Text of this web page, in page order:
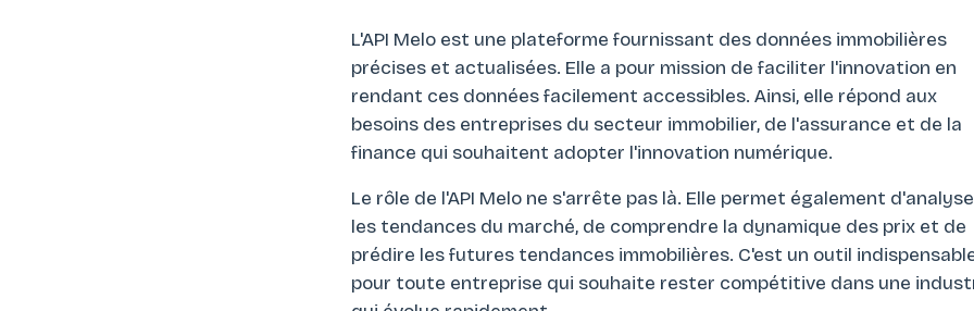
L'API Melo est une plateforme fournissant des données immobilières
précises et actualisées. Elle a pour mission de faciliter l'innovation en
rendant ces données facilement accessibles. Ainsi, elle répond aux
besoins des entreprises du secteur immobilier, de l'assurance et de la
finance qui souhaitent adopter l'innovation numérique.
Le rôle de l'API Melo ne s'arrête pas là. Elle permet également
les tendances du marché, de comprendre la dynamique des prix et de
prédire les futures tendances immobilières. C'est un outil
pour toute entreprise qui souhaite rester compétitive dans une